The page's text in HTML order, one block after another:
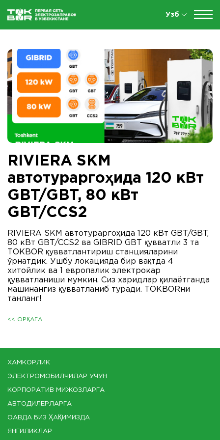
Узб
RIVIERA SKM
автотураргоҳида 120 кВт
GBT/GBT, 80 кВт
GBT/CCS2
RIVIERA SKM автотураргоҳида 120 кВт GBT/GBT,
80 кВт GBT/CCS2 ва GIBRID GBT қувватли 3 та
ТОKBOR қувватлантириш станцияларини
ўрнатдик. Ушбу локацияда бир вақтда 4
хитойлик ва 1 европалик электрокар
қувватланиши мумкин. Сиз харидлар қилаётганда
машинангиз қувватланиб туради. ТОКBORни
танланг!
<< ОРҚАГА
ХАМКОРЛИК
ЭЛЕКТРОМОБИЛЧИЛАР УЧУН
КОРПОРАТИВ МИЖОЗЛАРГА
АВТОДИЛЕРЛАРГА
ОАВДА БИЗ ҲАҚИМИЗДА
ЯНГИЛИКЛАР